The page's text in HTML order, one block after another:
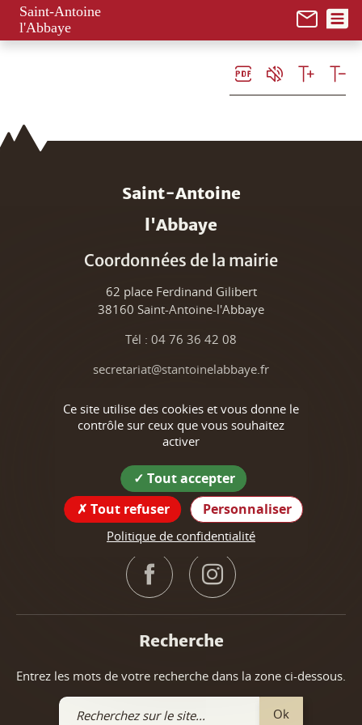
Saint-Antoine
l'Abbaye
Saint-Antoine
l'Abbaye
Coordonnées de la mairie
62 place Ferdinand Gilibert
38160 Saint-Antoine-l'Abbaye
Tél : 04 76 36 42 08
secretariat@stantoinelabbaye.fr
(pour les urgences uniquement) :
06 80 67 40 96
Suivez nous !
Recherche
Entrez les mots de votre recherche dans la zone ci-dessous.
Recherchez
Ok
Panneau de gestion des cookies
Ce site utilise des cookies et vous donne le
contrôle sur ceux que vous souhaitez
activer
Tout accepter
Tout refuser
Personnaliser
Politique de confidentialité